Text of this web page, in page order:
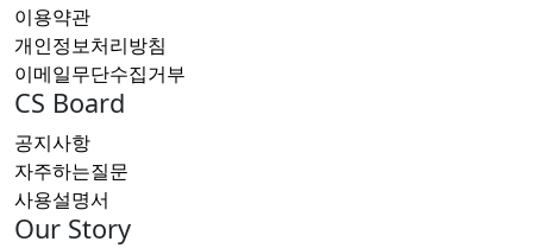
이용약관
개인정보처리방침
이메일무단수집거부
CS Board
공지사항
자주하는질문
사용설명서
Our Story